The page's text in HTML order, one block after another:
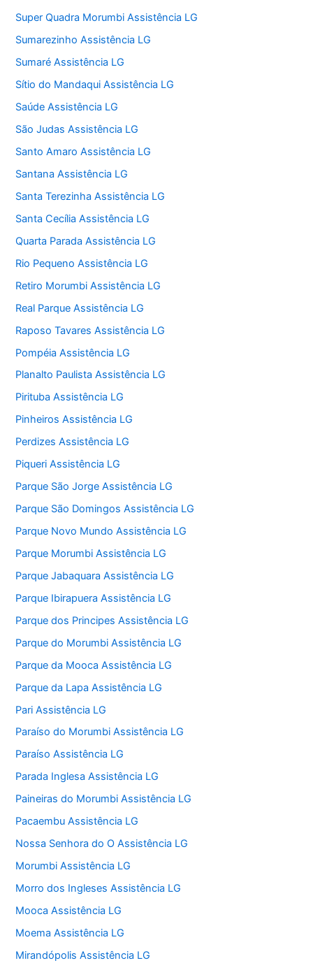
Super Quadra Morumbi Assistência LG
Sumarezinho Assistência LG
Sumaré Assistência LG
Sítio do Mandaqui Assistência LG
Saúde Assistência LG
São Judas Assistência LG
Santo Amaro Assistência LG
Santana Assistência LG
Santa Terezinha Assistência LG
Santa Cecília Assistência LG
Quarta Parada Assistência LG
Rio Pequeno Assistência LG
Retiro Morumbi Assistência LG
Real Parque Assistência LG
Raposo Tavares Assistência LG
Pompéia Assistência LG
Planalto Paulista Assistência LG
Pirituba Assistência LG
Pinheiros Assistência LG
Perdizes Assistência LG
Piqueri Assistência LG
Parque São Jorge Assistência LG
Parque São Domingos Assistência LG
Parque Novo Mundo Assistência LG
Parque Morumbi Assistência LG
Parque Jabaquara Assistência LG
Parque Ibirapuera Assistência LG
Parque dos Principes Assistência LG
Parque do Morumbi Assistência LG
Parque da Mooca Assistência LG
Parque da Lapa Assistência LG
Pari Assistência LG
Paraíso do Morumbi Assistência LG
Paraíso Assistência LG
Parada Inglesa Assistência LG
Paineiras do Morumbi Assistência LG
Pacaembu Assistência LG
Nossa Senhora do O Assistência LG
Morumbi Assistência LG
Morro dos Ingleses Assistência LG
Mooca Assistência LG
Moema Assistência LG
Mirandópolis Assistência LG